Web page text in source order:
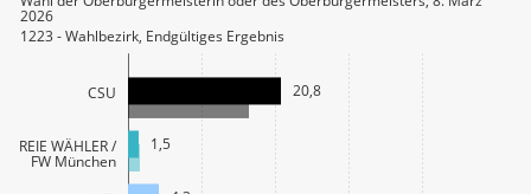
CSU
FREIE WÄHLER /
FW München
20,8
1,5
2026
1223 - Wahlbezirk, Endgültiges Ergebnis